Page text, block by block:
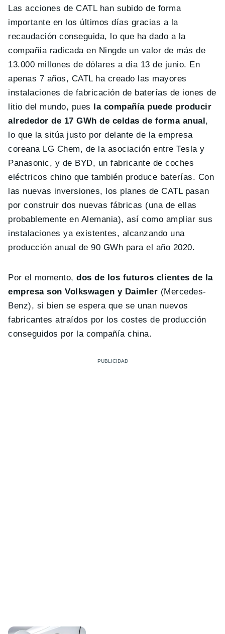
Las acciones de CATL han subido de forma
importante en los últimos días gracias a la
recaudación conseguida, lo que ha dado a la
compañía radicada en Ningde un valor de más de
13.000 millones de dólares a día 13 de junio. En
apenas 7 años, CATL ha creado las mayores
instalaciones de fabricación de baterías de iones de
litio del mundo, pues la compañía puede producir
alrededor de 17 GWh de celdas de forma anual,
lo que la sitúa justo por delante de la empresa
coreana LG Chem, de la asociación entre Tesla y
Panasonic, y de BYD, un fabricante de coches
eléctricos chino que también produce baterías. Con
las nuevas inversiones, los planes de CATL pasan
por construir dos nuevas fábricas (una de ellas
probablemente en Alemania), así como ampliar sus
instalaciones ya existentes, alcanzando una
producción anual de 90 GWh para el año 2020.
Por el momento,dos de los futuros clientes de la
empresa son Volkswagen y Daimler (Mercedes-
Benz), si bien se espera que se unan nuevos
fabricantes atraídos por los costes de producción
conseguidos por la compañía china.